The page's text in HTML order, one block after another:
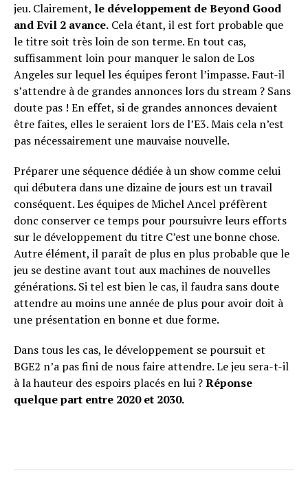
jeu. Clairement, le développement de Beyond Good
and Evil 2 avance. Cela étant, il est fort probable que
le titre soit très loin de son terme. En tout cas,
suffisamment loin pour manquer le salon de Los
Angeles sur lequel les équipes feront l’impasse. Faut-il
s’attendre à de grandes annonces lors du stream ? Sans
doute pas ! En effet, si de grandes annonces devaient
être faites, elles le seraient lors de l’E3. Mais cela n’est
pas nécessairement une mauvaise nouvelle.
Préparer une séquence dédiée à un show comme celui
qui débutera dans une dizaine de jours est un travail
conséquent. Les équipes de Michel Ancel préfèrent
donc conserver ce temps pour poursuivre leurs efforts
sur le développement du titre C’est une bonne chose.
Autre élément, il paraît de plus en plus probable que le
jeu se destine avant tout aux machines de nouvelles
générations. Si tel est bien le cas, il faudra sans doute
attendre au moins une année de plus pour avoir doit à
une présentation en bonne et due forme.
Dans tous les cas, le développement se poursuit et
BGE2 n’a pas fini de nous faire attendre. Le jeu sera-t-il
à la hauteur des espoirs placés en lui ?Réponse
quelque part entre 2020 et 2030.